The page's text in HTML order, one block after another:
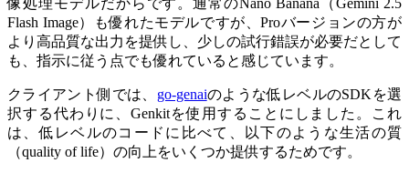
像処理モデルだからです。通常のNano Banana（Gemini 2.5
Flash Image）も優れたモデルですが、Proバージョンの方が
より高品質な出力を提供し、少しの試行錯誤が必要だとして
も、指示に従う点でも優れていると感じています。
クライアント側では、 go-genaiのような低レベルのSDKを選
択する代わりに、Genkitを使用することにしました。これ
は、低レベルのコードに比べて、以下のような生活の質
（quality of life）の向上をいくつか提供するためです。